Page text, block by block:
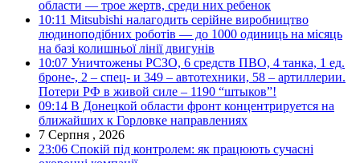
области — трое жертв, среди них ребенок
10:11 Mitsubishi налагодить серійне виробництво
людиноподібних роботів — до 1000 одиниць на місяць
на базі колишньої лінії двигунів
10:07 Уничтожены РСЗО, 6 средств ПВО, 4 танка, 1 ед.
броне-, 2 – спец- и 349 – автотехники, 58 – артиллерии.
Потери РФ в живой силе – 1190 “штыков”!
09:14 В Донецкой области фронт концентрируется на
ближайших к Горловке направлениях
7 Серпня , 2026
23:06 Спокій під контролем: як працюють сучасні